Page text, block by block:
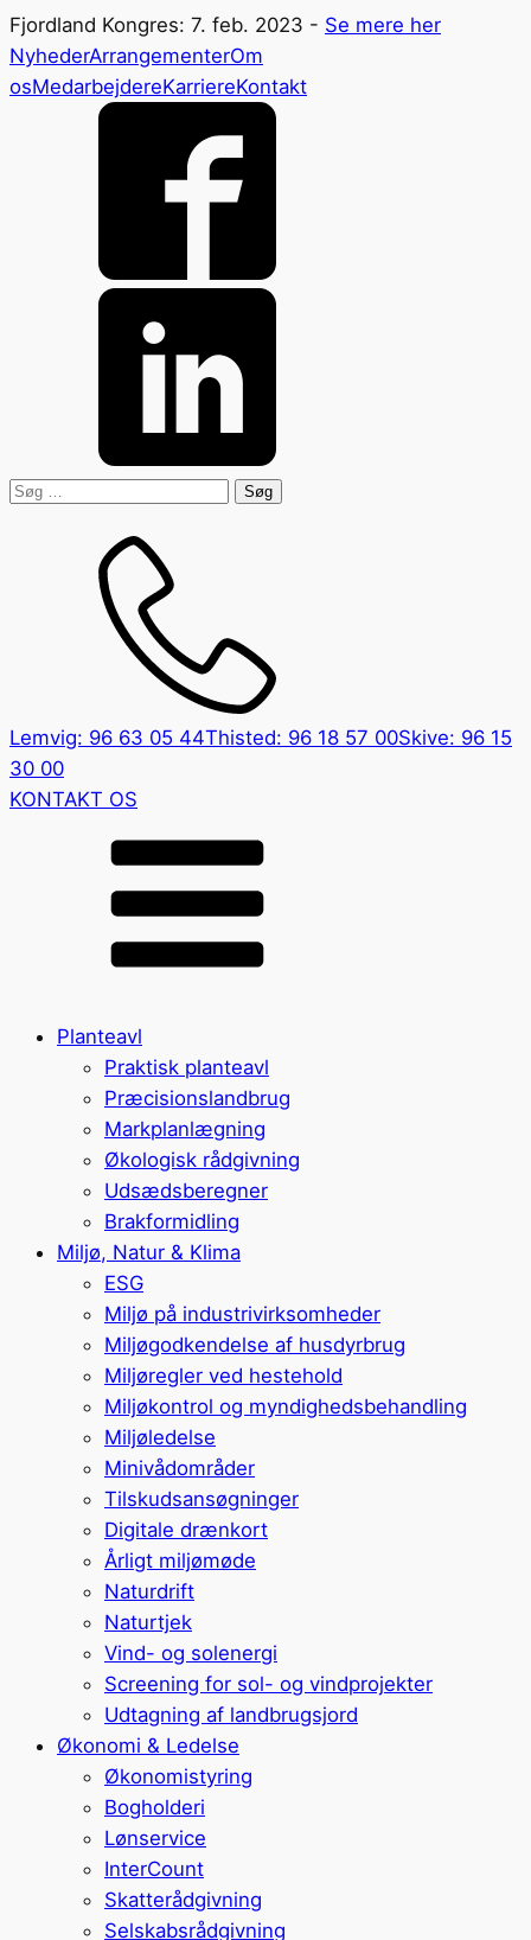
Fjordland Kongres: 7. feb. 2023 - Se mere her
NyhederArrangementerOm
osMedarbejdereKarriereKontakt
Søg
Lemvig: 96 63 05 44Thisted: 96 18 57 00Skive: 96 15
30 00
KONTAKT OS
Planteavl
Praktisk planteavl
Præcisionslandbrug
Markplanlægning
Økologisk rådgivning
Udsædsberegner
Brakformidling
Miljø, Natur & Klima
ESG
Miljø på industrivirksomheder
Miljøgodkendelse af husdyrbrug
Miljøregler ved hestehold
Miljøkontrol og myndighedsbehandling
Miljøledelse
Minivådområder
Tilskudsansøgninger
Digitale drænkort
Årligt miljømøde
Naturdrift
Naturtjek
Vind- og solenergi
Screening for sol- og vindprojekter
Udtagning af landbrugsjord
Økonomi & Ledelse
Økonomistyring
Bogholderi
Lønservice
InterCount
Skatterådgivning
Selskabsrådgivning